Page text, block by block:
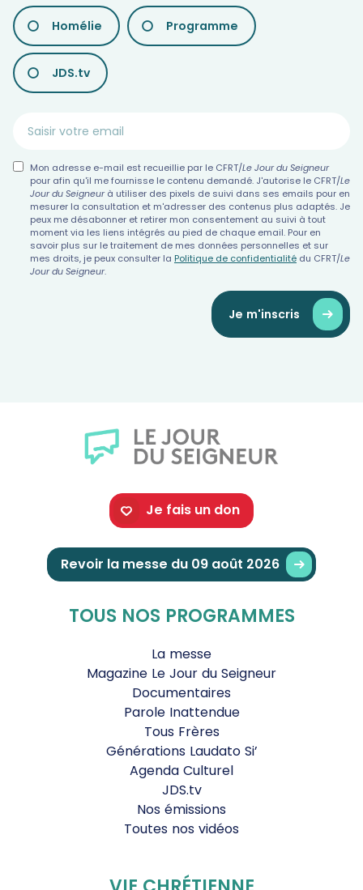
LES
DIFFÉRENTES
NEWSLETTERS
Homélie Programme
JDS.tv
Mon adresse e-mail est recueillie par le CFRT/Le Jour du Seigneur
pour afin qu'il me fournisse le contenu demandé. J'autorise le CFRT/Le
Jour du Seigneurà utiliser des pixels de suivi dans ses emails pour en
mesurer la consultation et m'adresser des contenus plus adaptés. Je
peux me désabonner et retirer mon consentement au suivi à tout
moment via les liens intégrés au pied de chaque email. Pour en
savoir plus sur le traitement de mes données personnelles et sur
mes droits, je peux consulter la Politique de confidentialité du CFRT/Le
Jour du Seigneur.
Je m'inscris
Je fais un don
Revoir la messe du 09 août 2026
TOUS NOS PROGRAMMES
La messe
Magazine Le Jour du Seigneur
Documentaires
Parole Inattendue
Tous Frères
Générations Laudato Si’
Agenda Culturel
JDS.tv
Nos émissions
Toutes nos vidéos